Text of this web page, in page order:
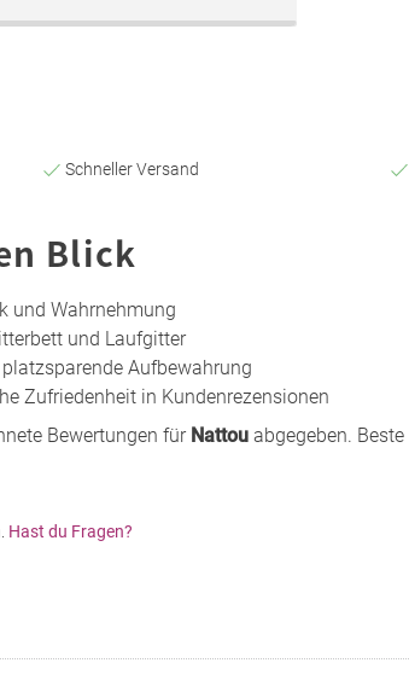
Schneller Versand
Blick
und Wahrnehmung
und Laufgitter
Aufbewahrung
Zufriedenheit in Kundenrezensionen
Bewertungen für Nattou abgegeben.
Hast du Fragen?